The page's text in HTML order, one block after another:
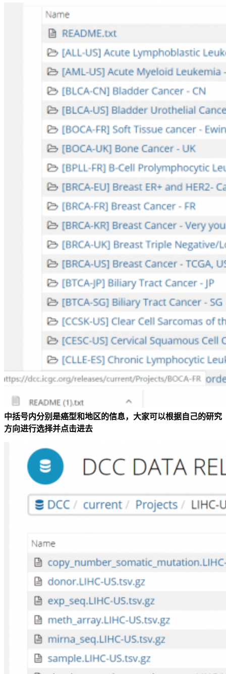
中括号内分别是癌型和地区的信息，大家可以根据自己的研究
方向进行选择并点击进去